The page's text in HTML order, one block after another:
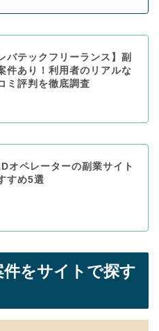
バテックフリーランス】副
件あり！利用者のリアルな
ミ評判を徹底調査
オペレーターの副業サイト
すめ5選
をサイトで探す